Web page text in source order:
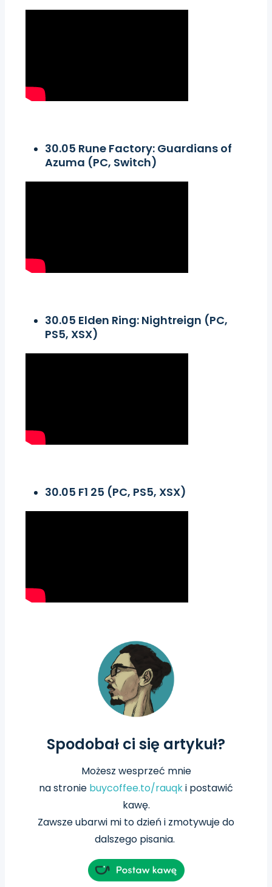
30.05 Rune Factory: Guardians of
Azuma (PC, Switch)
30.05 Elden Ring: Nightreign (PC,
PS5, XSX)
30.05 F1 25 (PC, PS5, XSX)
Spodobał ci się artykuł?
Możesz wesprzeć mnie
nastronie buycoffee.to/rauqki postawić
kawę.
Zawsze ubarwi mi to dzień i zmotywuje do
dalszego pisania.